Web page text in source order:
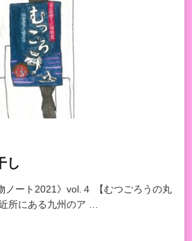
し
ノート2021》vol.４ 【むつごろうの丸
所にある九州のア …